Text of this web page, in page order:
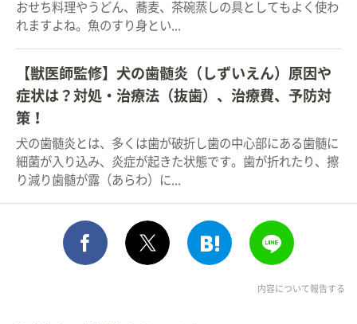
おせち料理やうどん、蕎麦、茶碗蒸しの具としてもよく使わ
れますよね。魚のすり身とい...
【獣医師監修】犬の歯髄炎（しずいえん）原因や
症状は？対処・治療法（抜歯）、治療費、予防対
策！
犬の歯髄炎とは、多くは歯が破折し歯の中心部にある歯髄に
細菌が入り込み、炎症が起きた状態です。歯が折れたり、擦
り減り歯髄が露（あらわ）に...
シェア このエントリーをはて
内容について報告する